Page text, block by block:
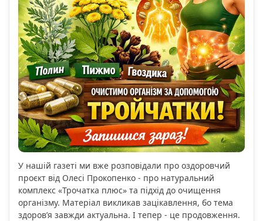
У нашій газеті ми вже розповідали про оздоровчий
проєкт від Олесі Прокопенко - про натуральний
комплекс «Трочатка плюс» та підхід до очищення
організму. Матеріал викликав зацікавлення, бо тема
здоров’я завжди актуальна. І тепер - це продовження.